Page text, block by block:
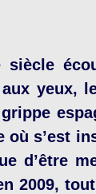
siècle
yeux,
où s’est
d’être
2009,